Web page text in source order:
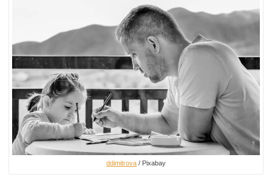
ddimitrova / Pixabay